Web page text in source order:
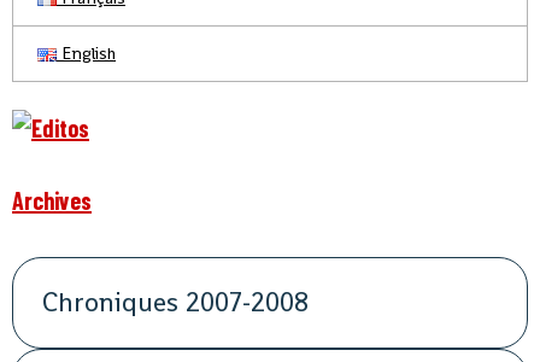
English
Archives
Chroniques 2007-2008